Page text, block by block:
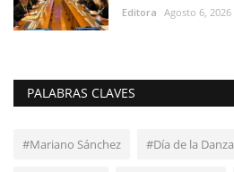
Editora Agosto 6, 2026
PALABRAS CLAVES
#Mariano Sánchez #Día de la Danza